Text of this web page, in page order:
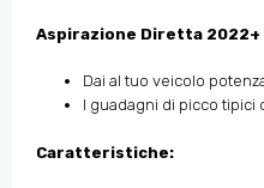
Aspirazione Diretta 2022+
Dai al tuo veicolo
I guadagni di picco tipici
Caratteristiche: